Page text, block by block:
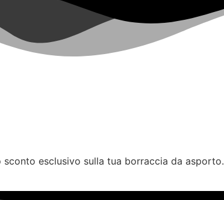
esclusivo sulla tua borraccia da asporto.